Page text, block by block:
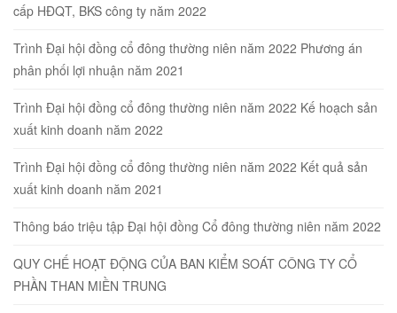
cấp HĐQT, BKS công ty năm 2022
Trình Đại hội đồng cổ đông thường niên năm 2022 Phương án
phân phối lợi nhuận năm 2021
Trình Đại hội đồng cổ đông thường niên năm 2022 Kế hoạch sản
xuất kinh doanh năm 2022
Trình Đại hội đồng cổ đông thường niên năm 2022 Kết quả sản
xuất kinh doanh năm 2021
Thông báo triệu tập Đại hội đồng Cổ đông thường niên năm 2022
QUY CHẾ HOẠT ĐỘNG CỦA BAN KIỂM SOÁT CÔNG TY CỔ
PHẦN THAN MIỀN TRUNG